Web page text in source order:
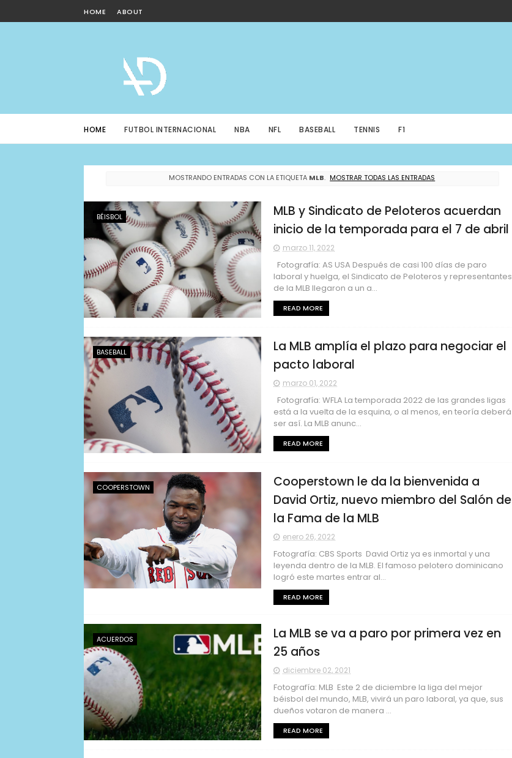
HOME ABOUT
HOME FUTBOL INTERNACIONAL NBA NFL BASEBALL TENNIS F1
MOSTRANDO ENTRADAS CON LA ETIQUETA MLB. MOSTRAR TODAS LAS ENTRADAS
BÉISBOL
MLB y Sindicato de Peloteros acuerdan
inicio de la temporada para el 7 de abril
marzo 11, 2022
Fotografía: AS USA Después de casi 100 días de paro
laboral y huelga, el Sindicato de Peloteros y representantes
de la MLB llegaron a un a...
READ MORE
BASEBALL
La MLB amplía el plazo para negociar el
pacto laboral
marzo 01, 2022
Fotografía: WFLA La temporada 2022 de las grandes ligas
está a la vuelta de la esquina, o al menos, en teoría deberá
ser así. La MLB anunc...
READ MORE
COOPERSTOWN
Cooperstown le da la bienvenida a
David Ortiz, nuevo miembro del Salón de
la Fama de la MLB
enero 26, 2022
Fotografía: CBS Sports David Ortiz ya es inmortal y una
leyenda dentro de la MLB. El famoso pelotero dominicano
logró este martes entrar al...
READ MORE
ACUERDOS
La MLB se va a paro por primera vez en
25 años
diciembre 02, 2021
Fotografía: MLB Este 2 de diciembre la liga del mejor
béisbol del mundo, MLB, vivirá un paro laboral, ya que, sus
dueños votaron de manera ...
READ MORE